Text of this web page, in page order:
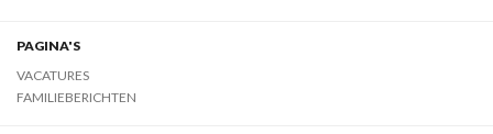
PAGINA'S
VACATURES
FAMILIEBERICHTEN